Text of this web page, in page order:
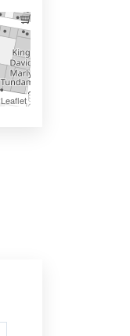
Leaflet